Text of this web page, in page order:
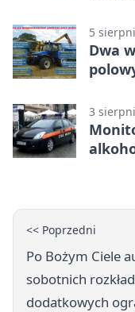
5
Dwa
3
<< Poprzedni
Po Bożym Ciele
sobotnich
dodatkowych